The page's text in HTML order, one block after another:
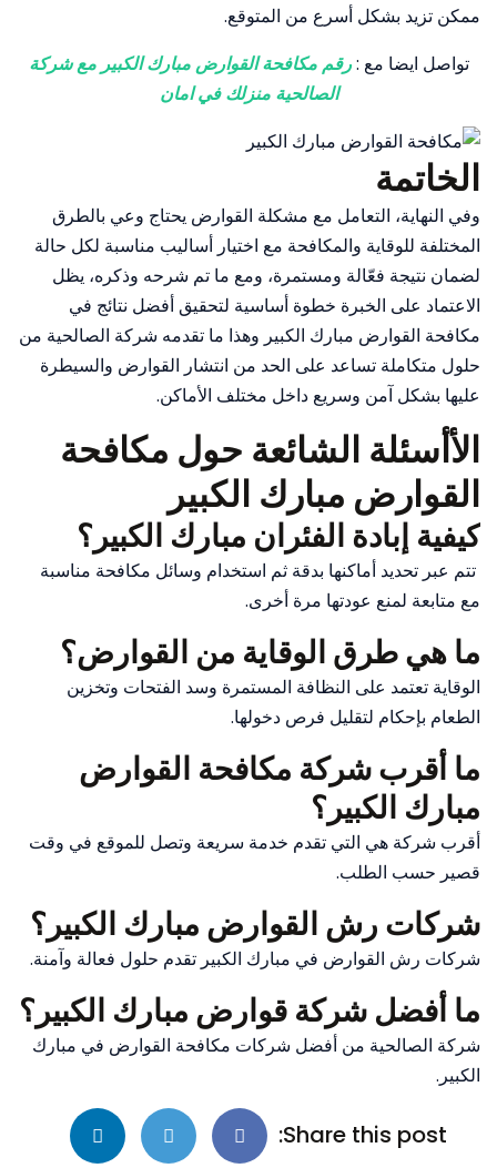
ممكن تزيد بشكل أسرع من المتوقع.
تواصل ايضا مع :رقم مكافحة القوارض مبارك الكبير مع شركة
الصالحية منزلك في امان
الخاتمة
وفي النهاية، التعامل مع مشكلة القوارض يحتاج وعي بالطرق
المختلفة للوقاية والمكافحة مع اختيار أساليب مناسبة لكل حالة
لضمان نتيجة فعّالة ومستمرة، ومع ما تم شرحه وذكره، يظل
الاعتماد على الخبرة خطوة أساسية لتحقيق أفضل نتائج في
مكافحة القوارض مبارك الكبير وهذا ما تقدمه شركة الصالحية من
حلول متكاملة تساعد على الحد من انتشار القوارض والسيطرة
عليها بشكل آمن وسريع داخل مختلف الأماكن.
الأأسئلة الشائعة حول مكافحة
القوارض مبارك الكبير
كيفية إبادة الفئران مبارك الكبير؟
تتم عبر تحديد أماكنها بدقة ثم استخدام وسائل مكافحة مناسبة
مع متابعة لمنع عودتها مرة أخرى.
ما هي طرق الوقاية من القوارض؟
الوقاية تعتمد على النظافة المستمرة وسد الفتحات وتخزين
الطعام بإحكام لتقليل فرص دخولها.
ما أقرب شركة مكافحة القوارض
مبارك الكبير؟
أقرب شركة هي التي تقدم خدمة سريعة وتصل للموقع في وقت
قصير حسب الطلب.
شركات رش القوارض مبارك الكبير؟
شركات رش القوارض في مبارك الكبير تقدم حلول فعالة وآمنة.
ما أفضل شركة قوارض مبارك الكبير؟
شركة الصالحية من أفضل شركات مكافحة القوارض في مبارك
الكبير.
Share this post: